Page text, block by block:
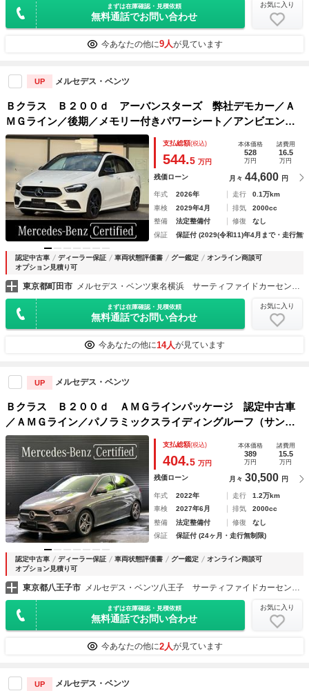
まずは在庫確認・見積依頼
無料通話でお問い合わせ
お気に入り
今あなたの他に9人が見ています
UP メルセデス・ベンツ
Ｂクラス Ｂ２００ｄ アーバンスターズ 弊社デモカー／Ａ
ＭＧライン／後期／メモリー付きパワーシート／アンビエント
ライト６４色／シートヒーター／ワイヤレスチャージング／電
動トランク／記録簿／禁煙車両／ＬＥＤヘッドライト
支払総額(税込)
544.5 万円
本体価格
528
万円
諸費用
16.5
万円
残価ローン 月々 44,600 円
年式 2026年 走行
0.1万km
車検
2029年4月 排気
2000cc
整備
法定整備付 修復
なし
保証
保証付 (2029(令和11)年4月まで・走行無
認定中古車 ディーラー保証 車両状態評価書 グー鑑定
オンライン商談可
オプション見積り可
東京都町田市 メルセデス・ベンツ東名横浜 サーティファイドカーセンター （株）シュテルン世田谷
まずは在庫確認・見積依頼
無料通話でお問い合わせ
お気に入り
今あなたの他に14人が見ています
UP メルセデス・ベンツ
Ｂクラス Ｂ２００ｄ ＡＭＧラインパッケージ 認定中古車
／ＡＭＧライン／パノラミックスライディングルーフ（サンル
ーフ）／３６０°カメラ／ヘッドアップディスプレイ／本革シー
ト／アンビエントライト／マウンテングレー／電動リアゲート
／ドライブレコーダー
支払総額(税込)
404.5 万円
本体価格
389
万円
諸費用
15.5
万円
残価ローン 月々 30,500 円
年式 2022年 走行
1.2万km
車検
2027年6月 排気
2000cc
整備
法定整備付 修復
なし
保証
保証付 (24ヶ月・走行無制限)
認定中古車 ディーラー保証 車両状態評価書 グー鑑定
オンライン商談可
オプション見積り可
東京都八王子市 メルセデス・ベンツ八王子 サーティファイドカーセンター
まずは在庫確認・見積依頼
無料通話でお問い合わせ
お気に入り
今あなたの他に2人が見ています
UP メルセデス・ベンツ